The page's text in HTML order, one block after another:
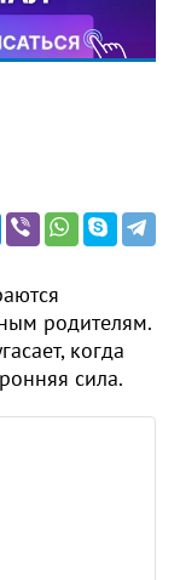
родителям.
когда
сила.